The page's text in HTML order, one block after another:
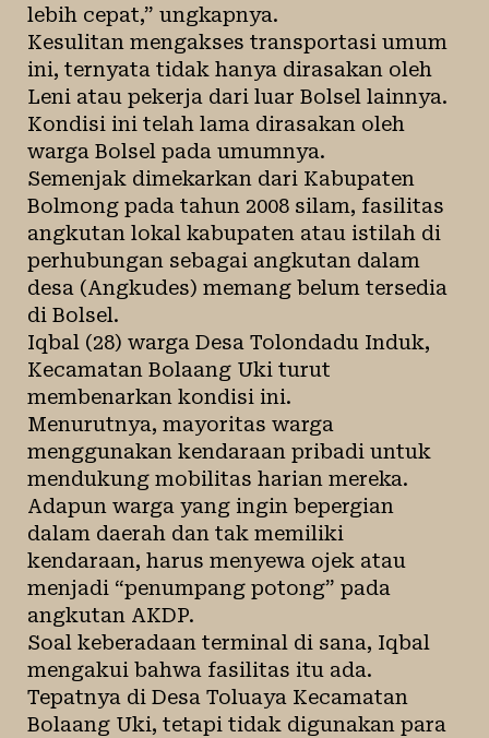
lebih cepat,” ungkapnya.
Kesulitan mengakses transportasi umum
ini, ternyata tidak hanya dirasakan oleh
Leni atau pekerja dari luar Bolsel lainnya.
Kondisi ini telah lama dirasakan oleh
warga Bolsel pada umumnya.
Semenjak dimekarkan dari Kabupaten
Bolmong pada tahun 2008 silam, fasilitas
angkutan lokal kabupaten atau istilah di
perhubungan sebagai angkutan dalam
desa (Angkudes) memang belum tersedia
di Bolsel.
Iqbal (28) warga Desa Tolondadu Induk,
Kecamatan Bolaang Uki turut
membenarkan kondisi ini.
Menurutnya, mayoritas warga
menggunakan kendaraan pribadi untuk
mendukung mobilitas harian mereka.
Adapun warga yang ingin bepergian
dalam daerah dan tak memiliki
kendaraan, harus menyewa ojek atau
menjadi “penumpang potong” pada
angkutan AKDP.
Soal keberadaan terminal di sana, Iqbal
mengakui bahwa fasilitas itu ada.
Tepatnya di Desa Toluaya Kecamatan
Bolaang Uki, tetapi tidak digunakan para